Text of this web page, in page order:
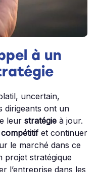
à un
uncertain,
dirigeants ont un
leurstratégie à jour.
et continuer
le marché dans ce
projet stratégique
l’entreprise dans les